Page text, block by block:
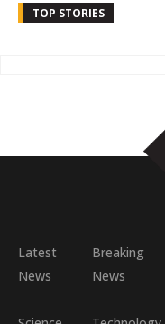
TOP STORIES
Latest
News
Breaking
News